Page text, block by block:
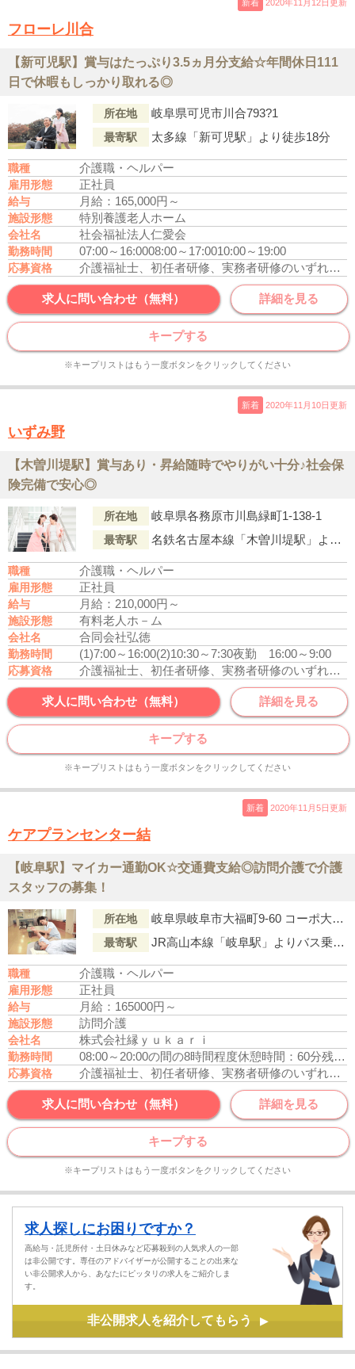
新着 2020年11月12日更新
フローレ川合
【新可児駅】賞与はたっぷり3.5ヵ月分支給☆年間休日111
日で休暇もしっかり取れる◎
所在地 岐阜県可児市川合793?1
最寄駅 太多線「新可児駅」より徒歩18分
職種 介護職・ヘルパー
雇用形態 正社員
給与 月給：165,000円～
施設形態 特別養護老人ホーム
会社名 社会福祉法人仁愛会
勤務時間 07:00～16:0008:00～17:0010:00～19:00
応募資格 介護福祉士、初任者研修、実務者研修のいずれかの資格をお持ちの方
求人に問い合わせ（無料） 詳細を見る
キープする
※キープリストはもう一度ボタンをクリックしてください
新着 2020年11月10日更新
いずみ野
【木曽川堤駅】賞与あり・昇給随時でやりがい十分♪社会保
険完備で安心◎
所在地 岐阜県各務原市川島緑町1-138-1
最寄駅 名鉄名古屋本線「木曽川堤駅」より車で16分
職種 介護職・ヘルパー
雇用形態 正社員
給与 月給：210,000円～
施設形態 有料老人ホ－ム
会社名 合同会社弘徳
勤務時間 (1)7:00～16:00(2)10:30～7:30夜勤 16:00～9:00
応募資格 介護福祉士、初任者研修、実務者研修のいずれかの資格をお持ちの方
求人に問い合わせ（無料） 詳細を見る
キープする
※キープリストはもう一度ボタンをクリックしてください
新着 2020年11月5日更新
ケアプランセンター結
【岐阜駅】マイカー通勤OK☆交通費支給◎訪問介護で介護
スタッフの募集！
所在地 岐阜県岐阜市大福町9-60 コーポ大福Ａ-1
最寄駅 JR高山本線「岐阜駅」よりバス乗車、「大福町（バス停）」下車徒歩5分
職種 介護職・ヘルパー
雇用形態 正社員
給与 月給：165000円～
施設形態 訪問介護
会社名 株式会社縁ｙｕｋａｒｉ
勤務時間 08:00～20:00の間の8時間程度休憩時間：60分残業なし
応募資格 介護福祉士、初任者研修、実務者研修のいずれかの資格をお持ちの方
求人に問い合わせ（無料） 詳細を見る
キープする
※キープリストはもう一度ボタンをクリックしてください
求人探しにお困りですか？
高給与・託児所付・土日休みなど応募殺到の人気求人の一部
は非公開です。専任のアドバイザーが公開することの出来な
い非公開求人から、あなたにピッタリの求人をご紹介しま
す。
非公開求人を紹介してもらう ▶